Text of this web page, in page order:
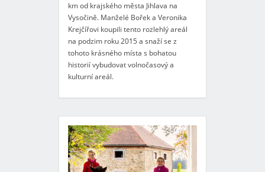
km od krajského města Jihlava na
Vysočině. Manželé Bořek a Veronika
Krejčířovi koupili tento rozlehlý areál
na podzim roku 2015 a snaží se z
tohoto krásného místa s bohatou
historií vybudovat volnočasový a
kulturní areál.